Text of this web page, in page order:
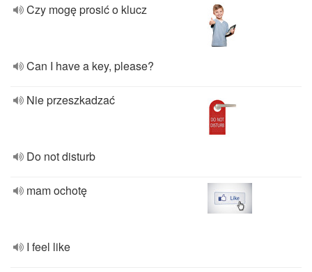
Czy mogę prosić o klucz
Can I have a key, please?
Nie przeszkadzać
Do not disturb
mam ochotę
I feel like